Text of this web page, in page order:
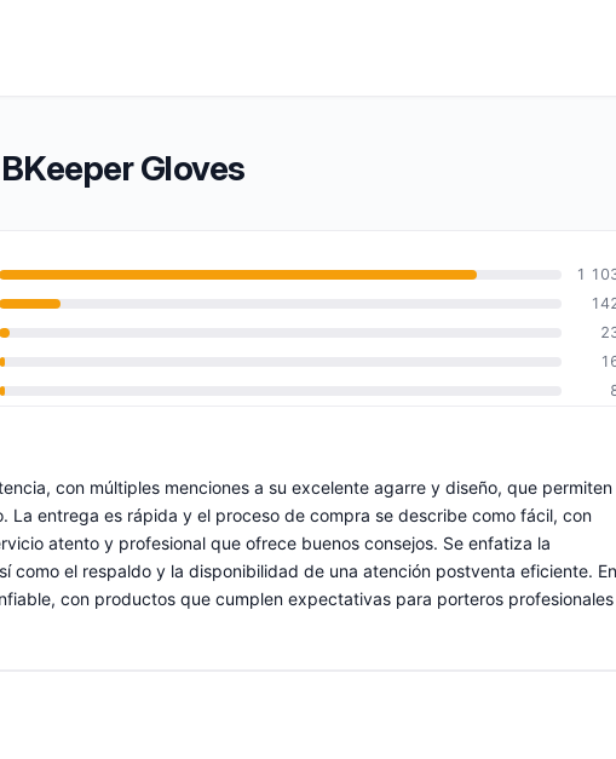
Gloves
10
1
con múltiples menciones a su excelente agarre y diseño, que permiten
La entrega es rápida y el proceso de compra se describe como fácil, con
atento y profesional que ofrece buenos consejos. Se enfatiza la
como el respaldo y la disponibilidad de una atención postventa eficiente. En
con productos que cumplen expectativas para porteros